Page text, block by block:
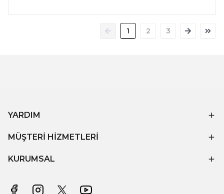
1 2 3
YARDIM
MÜŞTERİ HİZMETLERİ
KURUMSAL